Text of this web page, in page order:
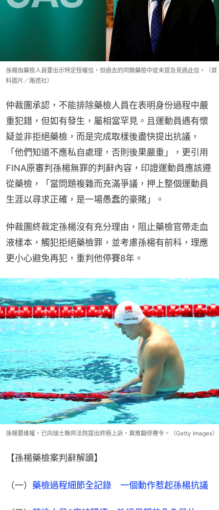
孫楊指藥檢人員要出示特定授權信，但過去的同類藥檢中從未提及見過此信。（資
料圖片／路透社）
仲裁團承認，不能排除藥檢人員在表明身份過程中嚴
重犯錯，但如有發生，屬相當罕見。且運動員遇有懷
疑並非拒絕藥檢，而是完成取樣後盡快提出抗議，
「他們知道不應私自處理，否則後果嚴重」，更引用
FINA原審判孫楊無罪的判辭內容，印證運動員應該遵
從藥檢，「當問題複雜而充滿爭議，押上整個運動員
生涯以尋求正確，是一場愚蠢的豪賭」。
仲裁團終裁定孫楊沒有充分理由，阻止藥檢官帶走血
液樣本，觸犯拒絕藥檢罪，並考慮孫楊有前科，理應
更小心避免再犯，重判他停賽8年。
孫楊要維權，已向瑞士聯邦法院提出終極上訴，冀推翻停賽令。（Getty Images）
【孫楊藥檢案判辭解讀】
（一） 藥檢過程細節全記錄　一個動作惹起孫楊抗議